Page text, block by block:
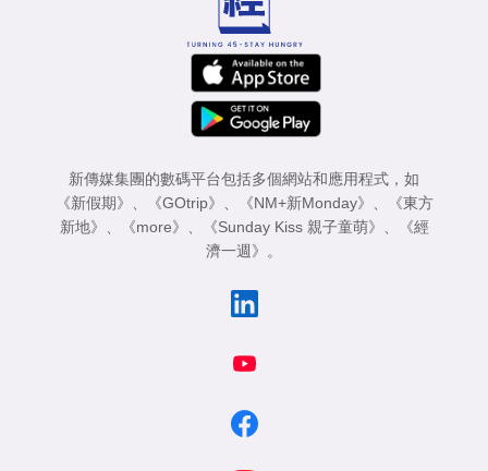
新傳媒集團的數碼平台包括多個網站和應用程式，如
《新假期》
《GOtrip》 《NM+新Monday》
《東方
新地》
《more》 《Sunday Kiss 親子童萌》
《經
濟一週》
。